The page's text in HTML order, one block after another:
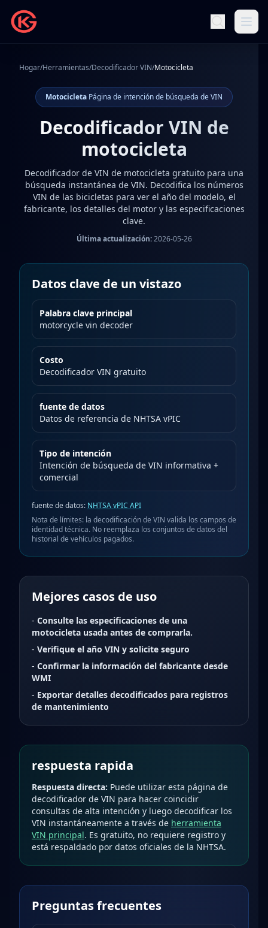
Hogar/Herramientas/Decodificador VIN/Motocicleta
Motocicleta Página de intención de búsqueda de VIN
Decodificador VIN de
motocicleta
Decodificador de VIN de motocicleta gratuito para una
búsqueda instantánea de VIN. Decodifica los números
VIN de las bicicletas para ver el año del modelo, el
fabricante, los detalles del motor y las especificaciones
clave.
Última actualización: 2026-05-26
Datos clave de un vistazo
Palabra clave principal
motorcycle vin decoder
Costo
Decodificador VIN gratuito
fuente de datos
Datos de referencia de NHTSA vPIC
Tipo de intención
Intención de búsqueda de VIN informativa +
comercial
fuente de datos: NHTSA vPIC API
Nota de límites: la decodificación de VIN valida los campos de
identidad técnica. No reemplaza los conjuntos de datos del
historial de vehículos pagados.
Mejores casos de uso
- Consulte las especificaciones de una
motocicleta usada antes de comprarla.
- Verifique el año VIN y solicite seguro
- Confirmar la información del fabricante desde
WMI
- Exportar detalles decodificados para registros
de mantenimiento
respuesta rapida
Respuesta directa: Puede utilizar esta página de
decodificador de VIN para hacer coincidir
consultas de alta intención y luego decodificar los
VIN instantáneamente a través de herramienta
VIN principal. Es gratuito, no requiere registro y
está respaldado por datos oficiales de la NHTSA.
Preguntas frecuentes